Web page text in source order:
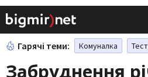
Гарячі теми: Комуналка
Забруднення